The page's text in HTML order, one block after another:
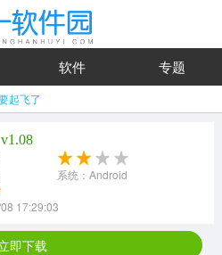
软件 专题
起飞了
系统：Android
17:29:03
即下载